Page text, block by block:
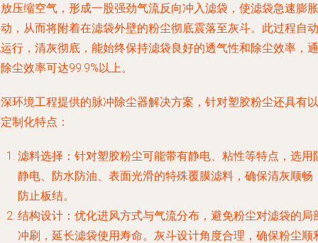
压缩空气，形成一股强劲气流反向冲入滤袋，使滤袋急速膨胀
，从而将附着在滤袋外壁的粉尘彻底震落至灰斗。此过程自动
行，清灰彻底，能始终保持滤袋良好的透气性和除尘效率，通
尘效率可达99.9%以上。
环境工程提供的脉冲除尘器解决方案，针对塑胶粉尘还具有以
制化特点：
滤料选择：针对塑胶粉尘可能带有静电、粘性等特点，选用
静电、防水防油、表面光滑的特殊覆膜滤料，确保清灰顺畅
防止板结。
结构设计：优化进风方式与气流分布，避免粉尘对滤袋的局
冲刷，延长滤袋使用寿命。灰斗设计角度合理，确保粉尘顺